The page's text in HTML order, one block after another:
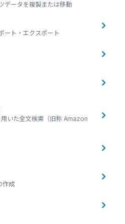
データを複製または移動
ート・エクスポート
いた全文検索（旧称 Amazon
作成